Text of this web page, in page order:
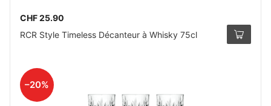
CHF 25.90
RCR Style Timeless Décanteur à Whisky 75cl
–20%